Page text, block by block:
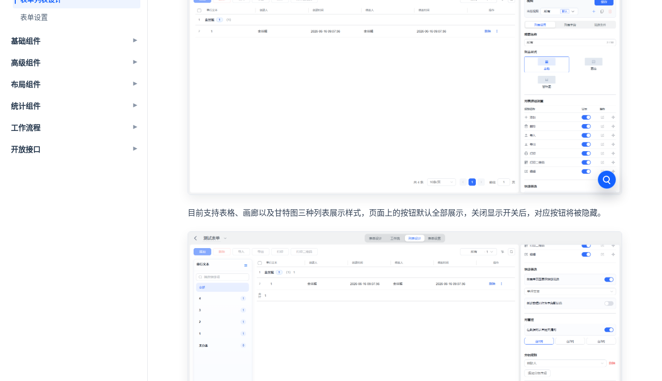
表单设置
基础组件 ▾
高级组件 ▾
布局组件 ▾
统计组件 ▾
工作流程 ▾
开放接口 ▾
目前支持表格、画廊以及甘特图三种列表展示样式，页面上的按钮默认全部展示，关闭显示开关后，对应按钮将被隐藏。